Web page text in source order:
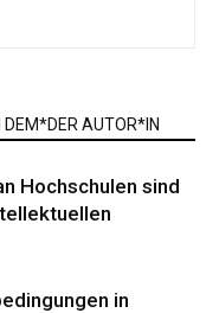
DEM*DER AUTOR*IN
Hochschulen sind
in